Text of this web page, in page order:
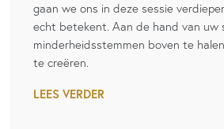
gaan we ons in deze sessie
echt betekent. Aan de hand van
minderheidsstemmen boven te
te creëren.
LEES VERDER